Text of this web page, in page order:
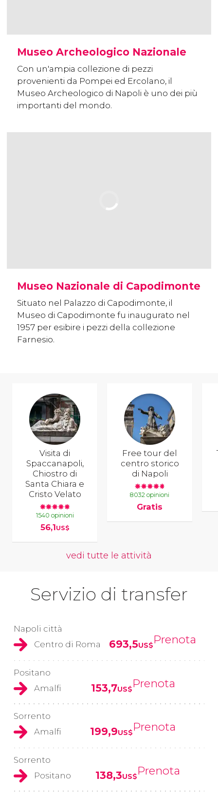
Museo Archeologico Nazionale
Con un'ampia collezione di pezzi
provenienti da Pompei ed Ercolano, il
Museo Archeologico di Napoli è uno dei più
importanti del mondo.
Museo Nazionale di Capodimonte
Situato nel Palazzo di Capodimonte, il
Museo di Capodimonte fu inaugurato nel
1957 per esibire i pezzi della collezione
Farnesio.
Visita di
Spaccanapoli,
Chiostro di
Santa Chiara e
Cristo Velato
1540 opinioni
56,1US$
Free tour del
centro storico
di Napoli
8032 opinioni
Gratis
vedi tutte le attività
Servizio di transfer
Napoli città
Centro di Roma
693,5US$Prenota
Positano
Amalfi
153,7US$Prenota
Sorrento
Amalfi
199,9US$Prenota
Sorrento
Positano
138,3US$Prenota